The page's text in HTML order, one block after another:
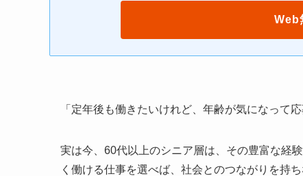
Web
「定年後も働きたいけれど、年齢が気になって
実は今、60代以上のシニア層は、その豊富な経
く働ける仕事を選べば、社会とのつながりを持